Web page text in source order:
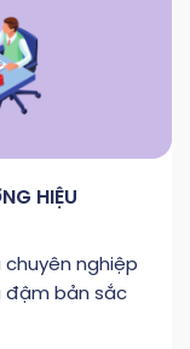
HIỆU
nghiệp
đậm bản sắc